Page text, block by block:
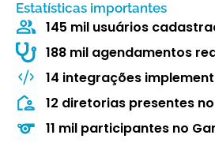
Estatísticas importantes
145 mil usuários
188 mil agendamentos
14 integrações
12 diretorias presentes
11 mil participantes no